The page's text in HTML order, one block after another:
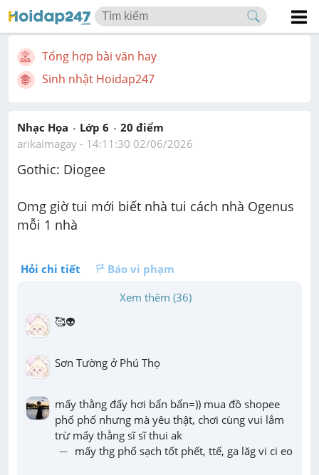
Tổng hợp bài văn hay
Sinh nhật Hoidap247
Nhạc Họa Lớp 6 20 điểm
arikaimagay - 14:11:30 02/06/2026
Gothic: Diogee
Omg giờ tui mới biết nhà tui cách nhà Ogenus
mỗi 1 nhà
Hỏi chi tiết
Báo vi phạm
Xem thêm (36)
🥰👽
Sơn Tường ở Phú Thọ
mấy thằng đấy hơi bẩn bẩn=)) mua đồ shopee
phố phố nhưng mà yêu thật, chơi cùng vui lắm
− mấy thg phố sạch tốt phết, ttế, ga lăg vi ci eo